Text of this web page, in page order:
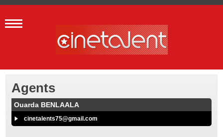
Agents
Ouarda BENLAALA
cinetalents75@gmail.com